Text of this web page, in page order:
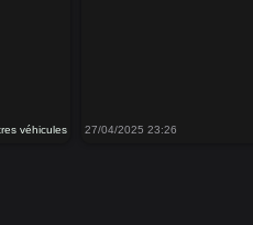
véhicules 27/04/2025 23:26